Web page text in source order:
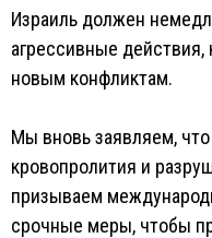
Израиль должен
агрессивные действия,
новым конфликтам.
Мы вновь заявляем,
кровопролития и
призываем
срочные меры, чтобы